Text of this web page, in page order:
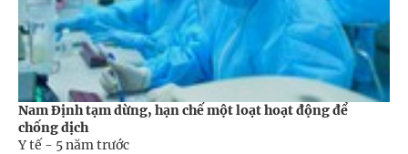
Nam Định tạm dừng, hạn chế một loạt hoạt động để
chống dịch
Y tế - 5 năm trước